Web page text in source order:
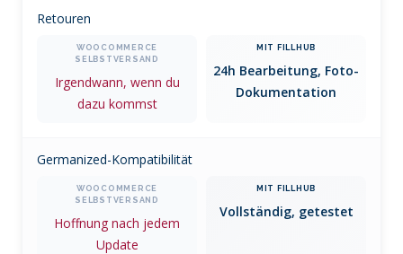
Retouren
Irgendwann, wenn du
dazu kommst
24h Bearbeitung, Foto-
Dokumentation
Germanized-Kompatibilität
Hoffnung nach jedem
Update
Vollständig, getestet